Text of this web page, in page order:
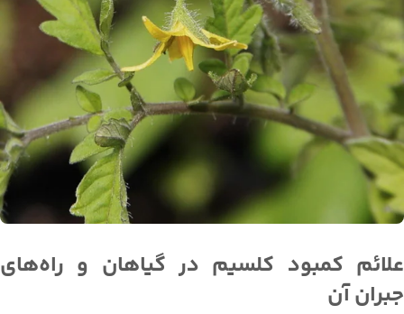
علائم کمبود کلسیم در گیاهان و راه‌های
جبران آن